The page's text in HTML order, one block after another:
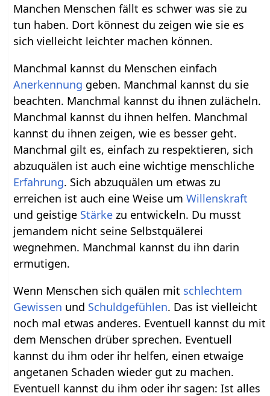
Manchen Menschen fällt es schwer was sie zu
tun haben. Dort könnest du zeigen wie sie es
sich vielleicht leichter machen können.
Manchmal kannst du Menschen einfach
Anerkennung geben. Manchmal kannst du sie
beachten. Manchmal kannst du ihnen zulächeln.
Manchmal kannst du ihnen helfen. Manchmal
kannst du ihnen zeigen, wie es besser geht.
Manchmal gilt es, einfach zu respektieren, sich
abzuquälen ist auch eine wichtige menschliche
Erfahrung. Sich abzuquälen um etwas zu
erreichen ist auch eine Weise umWillenskraft
und geistige Stärke zu entwickeln. Du musst
jemandem nicht seine Selbstquälerei
wegnehmen. Manchmal kannst du ihn darin
ermutigen.
Wenn Menschen sich quälen mit schlechtem
Gewissen und Schuldgefühlen. Das ist vielleicht
noch mal etwas anderes. Eventuell kannst du mit
dem Menschen drüber sprechen. Eventuell
kannst du ihm oder ihr helfen, einen etwaige
angetanen Schaden wieder gut zu machen.
Eventuell kannst du ihm oder ihr sagen: Ist alles